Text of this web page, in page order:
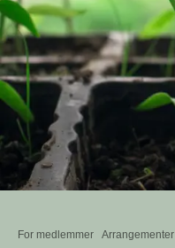
For medlemmer Arrangementer